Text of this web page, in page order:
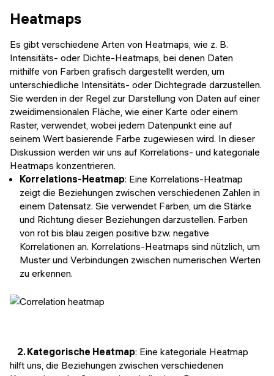
Heatmaps
Es gibt verschiedene Arten von Heatmaps, wie z. B.
Intensitäts- oder Dichte-Heatmaps, bei denen Daten
mithilfe von Farben grafisch dargestellt werden, um
unterschiedliche Intensitäts- oder Dichtegrade darzustellen.
Sie werden in der Regel zur Darstellung von Daten auf einer
zweidimensionalen Fläche, wie einer Karte oder einem
Raster, verwendet, wobei jedem Datenpunkt eine auf
seinem Wert basierende Farbe zugewiesen wird. In dieser
Diskussion werden wir uns auf Korrelations- und kategoriale
Heatmaps konzentrieren.
Korrelations-Heatmap: Eine Korrelations-Heatmap
zeigt die Beziehungen zwischen verschiedenen Zahlen in
einem Datensatz. Sie verwendet Farben, um die Stärke
und Richtung dieser Beziehungen darzustellen. Farben
von rot bis blau zeigen positive bzw. negative
Korrelationen an. Korrelations-Heatmaps sind nützlich, um
Muster und Verbindungen zwischen numerischen Werten
zu erkennen.
2. Kategorische Heatmap: Eine kategoriale Heatmap
hilft uns, die Beziehungen zwischen verschiedenen